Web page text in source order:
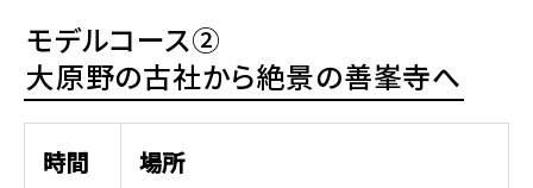
モデルコース②
大原野の古社から絶景の善峯寺へ
時間 場所